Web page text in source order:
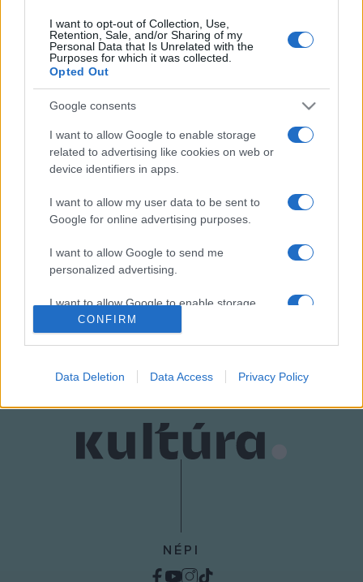
I want to opt-out of Collection, Use,
Retention, Sale, and/or Sharing of my
Personal Data that Is Unrelated with the
Purposes for which it was collected.
Opted Out
Google consents
I want to allow Google to enable storage
related to advertising like cookies on web or
device identifiers in apps.
I want to allow my user data to be sent to
Google for online advertising purposes.
I want to allow Google to send me
personalized advertising.
I want to allow Google to enable storage
related to analytics like cookies on web or
device identifiers in apps.
I want to allow Google to enable storage
related to functionality of the website or app.
I want to allow Google to enable storage
related to personalization.
CONFIRM
Data Deletion Data Access Privacy Policy
megmentett értékek megismertetése is a közönséggel és
a szakmai érdeklődőkkel.
Forrás: MTI
MAGYARSÁG HÁZA
RÓMER FLÓRIS TERV TELEKI LÁSZLÓ ALAPÍTVÁNY
NÉPI